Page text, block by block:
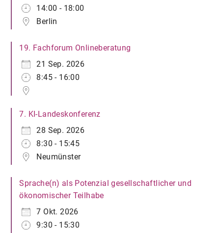
14:00 - 18:00
Berlin
19. Fachforum Onlineberatung
21 Sep. 2026
8:45 - 16:00
7. KI-Landeskonferenz
28 Sep. 2026
8:30 - 15:45
Neumünster
Sprache(n) als Potenzial gesellschaftlicher und
ökonomischer Teilhabe
7 Okt. 2026
9:30 - 15:30